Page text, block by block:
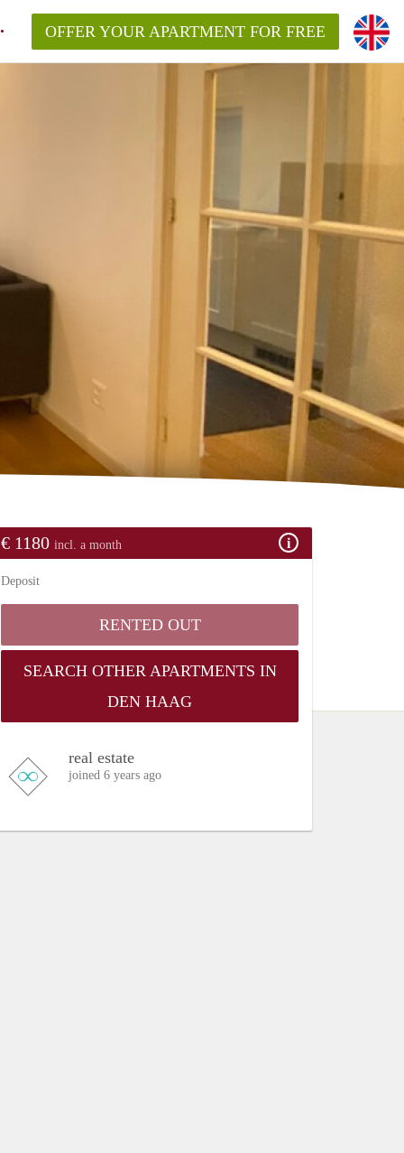
OFFER YOUR APARTMENT FOR FREE
€ 1180 incl. a month
Deposit
RENTED OUT
SEARCH OTHER APARTMENTS IN
DEN HAAG
real estate
joined 6 years ago